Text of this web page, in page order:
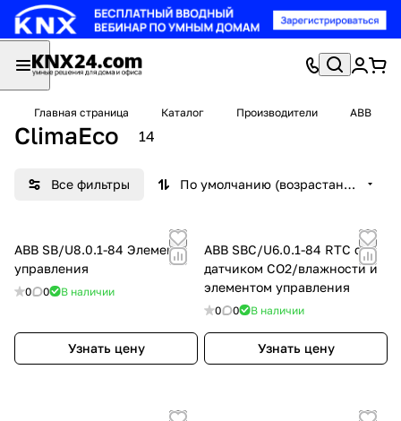
Главная страница Каталог Производители ABB
ClimaEco 14
Все фильтры По умолчанию (возрастание)
ABB SB/U8.0.1-84 Элемент
управления
0 0 В наличии
Узнать цену
ABB SBC/U6.0.1-84 RTC с
датчиком CO2/влажности и
элементом управления
0 0 В наличии
Узнать цену